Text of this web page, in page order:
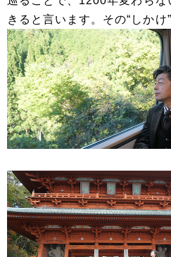
きると言います。その“しかけ